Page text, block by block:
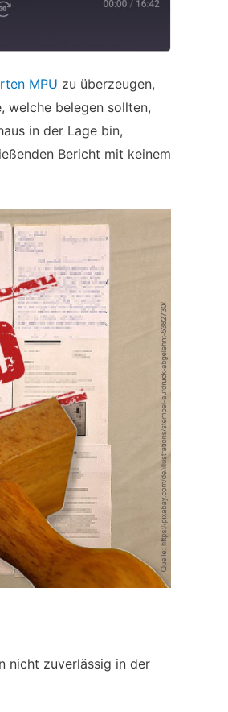
MPU zu überzeugen,
welche belegen sollten,
in der Lage bin,
Bericht mit keinem
nicht zuverlässig in der